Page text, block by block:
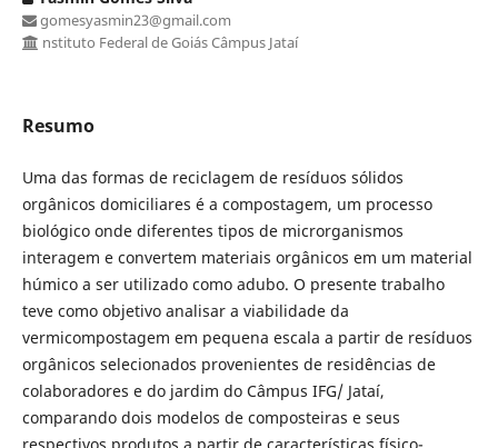
gomesyasmin23@gmail.com
nstituto Federal de Goiás Câmpus Jataí
Resumo
Uma das formas de reciclagem de resíduos sólidos
orgânicos domiciliares é a compostagem, um processo
biológico onde diferentes tipos de microrganismos
interagem e convertem materiais orgânicos em um material
húmico a ser utilizado como adubo. O presente trabalho
teve como objetivo analisar a viabilidade da
vermicompostagem em pequena escala a partir de resíduos
orgânicos selecionados provenientes de residências de
colaboradores e do jardim do Câmpus IFG/ Jataí,
comparando dois modelos de composteiras e seus